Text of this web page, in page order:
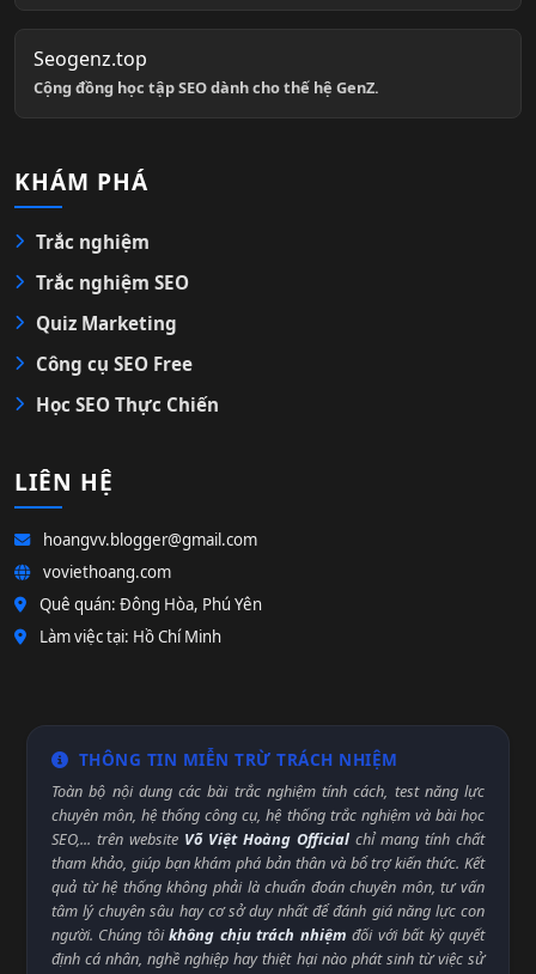
Seogenz.top
Cộng đồng học tập SEO dành cho thế hệ GenZ.
KHÁM PHÁ
Trắc nghiệm
Trắc nghiệm SEO
Quiz Marketing
Công cụ SEO Free
Học SEO Thực Chiến
LIÊN HỆ
hoangvv.blogger@gmail.com
voviethoang.com
Quê quán: Đông Hòa, Phú Yên
Làm việc tại: Hồ Chí Minh
THÔNG TIN MIỄN TRỪ TRÁCH NHIỆM
Toàn bộ nội dung các bài trắc nghiệm tính cách, test năng lực
chuyên môn, hệ thống công cụ, hệ thống trắc nghiệm và bài học
SEO,... trên website Võ Việt Hoàng Official chỉ mang tính chất
tham khảo, giúp bạn khám phá bản thân và bổ trợ kiến thức. Kết
quả từ hệ thống không phải là chuẩn đoán chuyên môn, tư vấn
tâm lý chuyên sâu hay cơ sở duy nhất để đánh giá năng lực con
người. Chúng tôikhông chịu trách nhiệm đối với bất kỳ quyết
định cá nhân, nghề nghiệp hay thiệt hại nào phát sinh từ việc sử